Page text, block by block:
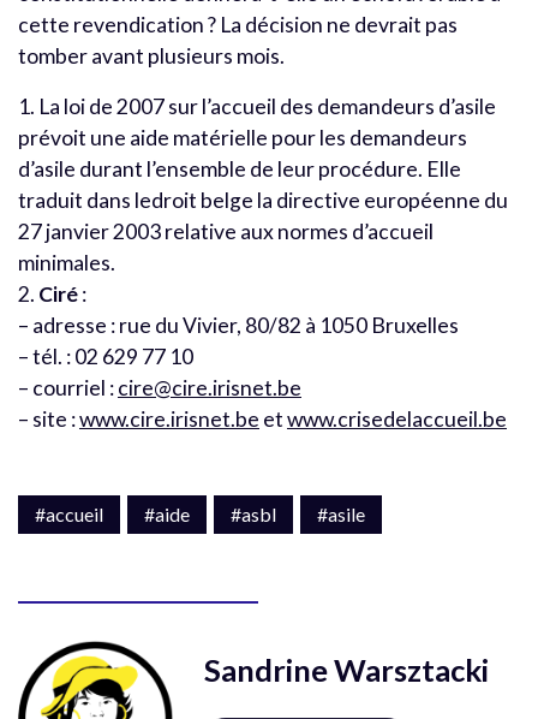
cette revendication ? La décision ne devrait pas
tomber avant plusieurs mois.
1. La loi de 2007 sur l’accueil des demandeurs d’asile
prévoit une aide matérielle pour les demandeurs
d’asile durant l’ensemble de leur procédure. Elle
traduit dans ledroit belge la directive européenne du
27 janvier 2003 relative aux normes d’accueil
minimales.
2. Ciré:
– adresse : rue du Vivier, 80/82 à 1050 Bruxelles
– tél. : 02 629 77 10
– courriel :cire@cire.irisnet.be
– site :www.cire.irisnet.be etwww.crisedelaccueil.be
#accueil #aide #asbl #asile
Sandrine Warsztacki